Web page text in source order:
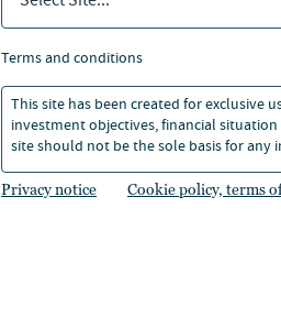
terms and conditions
This site has been created for
investment objectives, financial
site should not be the sole basis for any
Privacy notice Cookie policy, terms